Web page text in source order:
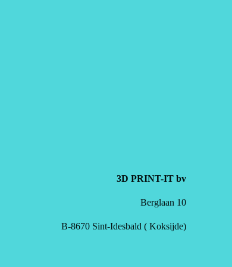
3D PRINT-IT bv
Berglaan 10
B-8670 Sint-Idesbald ( Koksijde)